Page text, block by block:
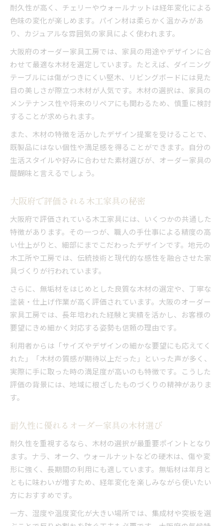
耐久性が高く、チェリーやウォールナットは経年変化による
色味の変化が楽しめます。パイン材は柔らかく温かみがあ
り、カジュアルな雰囲気の家具によく使われます。
大阪府のオーダー家具工房では、家具の用途やデザインに合
わせて最適な木材を選定しています。たとえば、ダイニング
テーブルには傷がつきにくい堅木、リビングボードには見た
目の美しさが際立つ木材が人気です。木材の選択は、家具の
メンテナンス性や将来のリペアにも関わるため、慎重に検討
することが求められます。
また、木材の特徴を活かしたデザイン提案を受けることで、
既製品にはない個性や満足感を得ることができます。自分の
生活スタイルや好みに合わせた素材選びが、オーダー家具の
醍醐味と言えるでしょう。
大阪府で評価される木工家具の秘密
大阪府で評価されている木工家具には、いくつかの共通した
特徴があります。その一つが、職人の手仕事による精度の高
い仕上がりと、細部にまでこだわったデザインです。地元の
木工所や工房では、伝統技術と現代的な感性を融合させた家
具づくりが行われています。
さらに、無垢材をはじめとした良質な木材の選定や、丁寧な
塗装・仕上げ作業が高く評価されています。大阪のオーダー
家具工房では、長年培われた経験と実績を活かし、お客様の
要望にきめ細かく対応する姿勢も信頼の理由です。
利用者からは「サイズやデザインの細かな要望にも応えてく
れた」「木材の質感が期待以上だった」といった声が多く、
実際に手に取った時の満足度が高いのも特徴です。こうした
評価の背景には、地域に根ざしたものづくりの精神がありま
す。
耐久性に優れるオーダー家具の木材選び
耐久性を重視するなら、木材の選択が最重要ポイントとなり
ます。ナラ、オーク、ウォールナットなどの硬木は、傷や変
形に強く、長期間の利用にも適しています。無垢材は年月と
ともに味わいが増すため、経年変化を楽しみながら使いたい
方におすすめです。
一方、湿度や温度変化が大きい場所では、集成材や突板を選